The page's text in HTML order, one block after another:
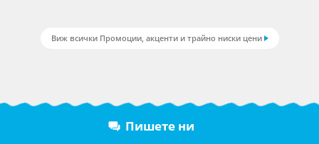
Виж всички Промоции, акценти и трайно ниски цени
Пишете ни